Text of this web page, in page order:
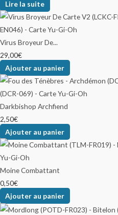
Lire la suite
Virus Broyeur De...
29,00€
Ajouter au panier
Darkbishop Archfiend
2,50€
Ajouter au panier
Moine Combattant
0,50€
Ajouter au panier